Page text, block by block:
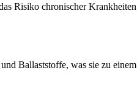
Risiko chronischer Krankheiten
Ballaststoffe, was sie zu einem